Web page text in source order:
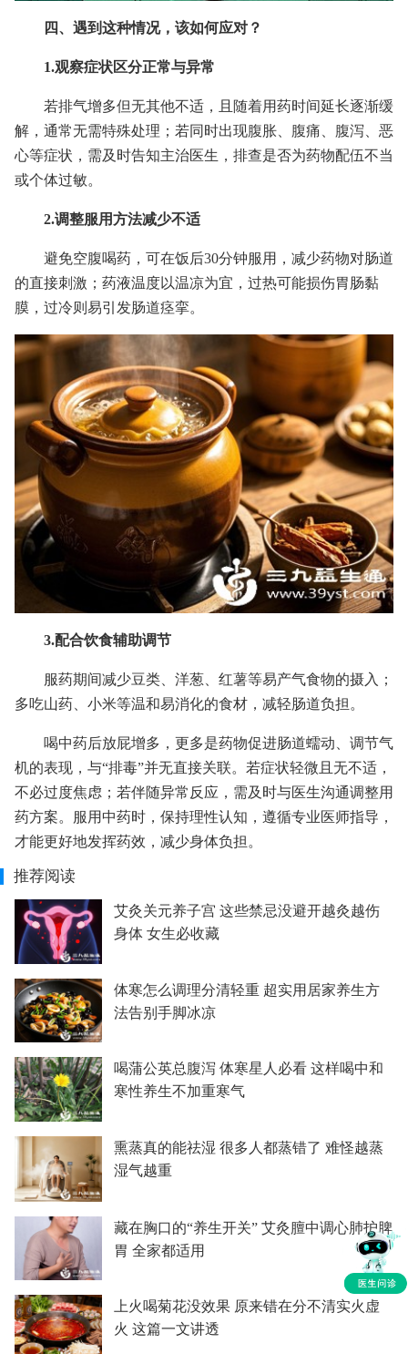
四、遇到这种情况，该如何应对？
1.观察症状区分正常与异常
若排气增多但无其他不适，且随着用药时间延长逐渐缓
解，通常无需特殊处理；若同时出现腹胀、腹痛、腹泻、恶
心等症状，需及时告知主治医生，排查是否为药物配伍不当
或个体过敏。
2.调整服用方法减少不适
避免空腹喝药，可在饭后30分钟服用，减少药物对肠道
的直接刺激；药液温度以温凉为宜，过热可能损伤胃肠黏
膜，过冷则易引发肠道痉挛。
3.配合饮食辅助调节
服药期间减少豆类、洋葱、红薯等易产气食物的摄入；
多吃山药、小米等温和易消化的食材，减轻肠道负担。
喝中药后放屁增多，更多是药物促进肠道蠕动、调节气
机的表现，与“排毒”并无直接关联。若症状轻微且无不适，
不必过度焦虑；若伴随异常反应，需及时与医生沟通调整用
药方案。服用中药时，保持理性认知，遵循专业医师指导，
才能更好地发挥药效，减少身体负担。
推荐阅读
艾灸关元养子宫 这些禁忌没避开越灸越伤
身体 女生必收藏
体寒怎么调理分清轻重 超实用居家养生方
法告别手脚冰凉
喝蒲公英总腹泻 体寒星人必看 这样喝中和
寒性养生不加重寒气
熏蒸真的能祛湿 很多人都蒸错了 难怪越蒸
湿气越重
藏在胸口的“养生开关” 艾灸膻中调心肺护脾
胃 全家都适用
上火喝菊花没效果 原来错在分不清实火虚
火 这篇一文讲透